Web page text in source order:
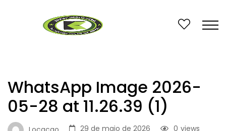
WhatsApp Image 2026-
05-28 at 11.26.39 (1)
29 de maio de 2026 views
0